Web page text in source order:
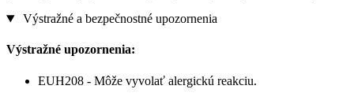
Výstražné a bezpečnostné upozornenia
Výstražné upozornenia:
EUH208 - Môže vyvolať alergickú reakciu.